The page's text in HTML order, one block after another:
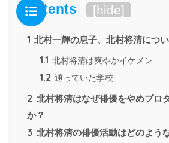
Contents [hide]
1 北村一輝の息子、北村将清につ
1.1 北村将清は爽やかイケメン
1.2 通っていた学校
2 北村将清はなぜ俳優をやめプロ
か？
3 北村将清の俳優活動はどのよう